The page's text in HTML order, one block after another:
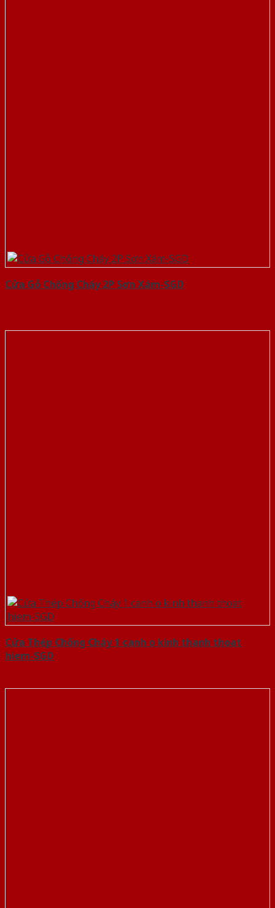
Cửa Gỗ Chống Cháy 2P Sơn Xám-SGD
Cửa Thép Chống Cháy 1 canh o kinh thanh thoat
hiem-SGD